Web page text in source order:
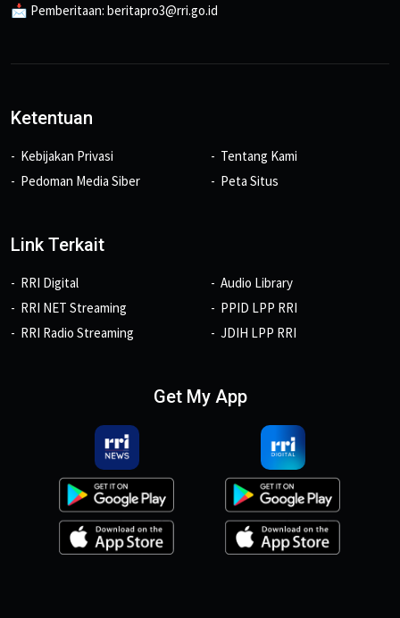
📩 Pemberitaan: beritapro3@rri.go.id
Ketentuan
Kebijakan Privasi
Pedoman Media Siber
Tentang Kami
Peta Situs
Link Terkait
RRI Digital
RRI NET Streaming
RRI Radio Streaming
Audio Library
PPID LPP RRI
JDIH LPP RRI
Get My App